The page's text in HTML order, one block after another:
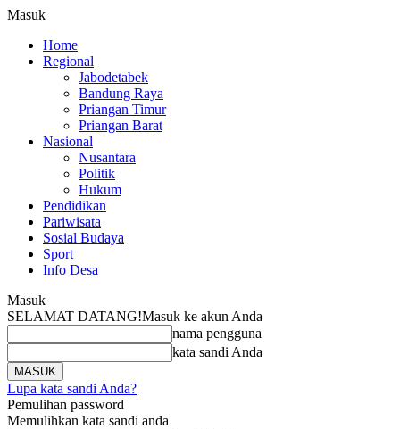
Masuk
Home
Regional
Jabodetabek
Bandung Raya
Priangan Timur
Priangan Barat
Nasional
Nusantara
Politik
Hukum
Pendidikan
Pariwisata
Sosial Budaya
Sport
Info Desa
Masuk
SELAMAT DATANG!Masuk ke akun Anda
nama pengguna
kata sandi Anda
Lupa kata sandi Anda?
Pemulihan password
Memulihkan kata sandi anda